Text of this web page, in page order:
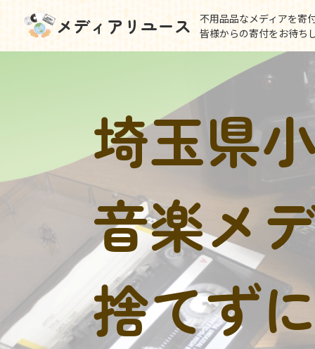
メディアリユース
不用品品なメディアを寄
皆様からの寄付をお待ち
埼玉県
音楽メ
捨てず